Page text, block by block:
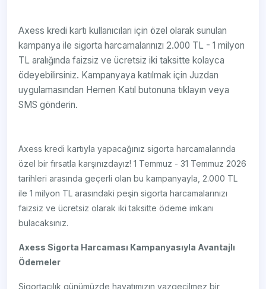
Axess kredi kartı kullanıcıları için özel olarak sunulan
kampanya ile sigorta harcamalarınızı 2.000 TL - 1 milyon
TL aralığında faizsiz ve ücretsiz iki taksitte kolayca
ödeyebilirsiniz. Kampanyaya katılmak için Juzdan
uygulamasından Hemen Katıl butonuna tıklayın veya
SMS gönderin.
Axess kredi kartıyla yapacağınız sigorta harcamalarında
özel bir fırsatla karşınızdayız! 1 Temmuz - 31 Temmuz 2026
tarihleri arasında geçerli olan bu kampanyayla, 2.000 TL
ile 1 milyon TL arasındaki peşin sigorta harcamalarınızı
faizsiz ve ücretsiz olarak iki taksitte ödeme imkanı
bulacaksınız.
Axess Sigorta Harcaması Kampanyasıyla Avantajlı
Ödemeler
Sigortacılık günümüzde hayatımızın vazgeçilmez bir